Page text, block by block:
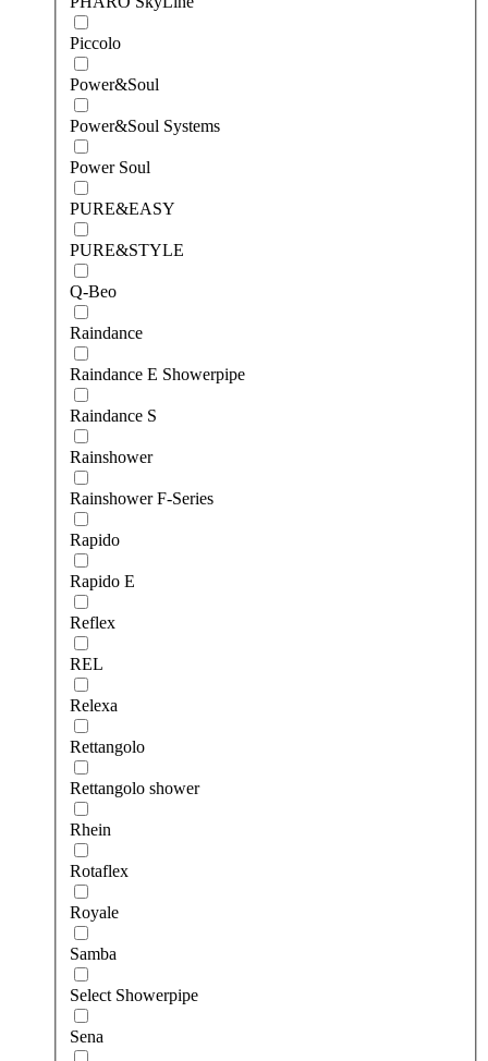
Piccolo
Power&Soul
Power&Soul Systems
Power Soul
PURE&EASY
PURE&STYLE
Q-Beo
Raindance
Raindance E Showerpipe
Raindance S
Rainshower
Rainshower F-Series
Rapido
Rapido E
Reflex
REL
Relexa
Rettangolo
Rettangolo shower
Rhein
Rotaflex
Royale
Samba
Select Showerpipe
Sena